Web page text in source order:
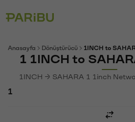
Anasayfa Dönüştürücü 1INCH to
1 1INCH to
1INCH → SAHARA 1 1inch